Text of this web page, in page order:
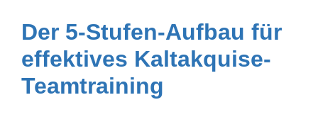
Der 5-Stufen-Aufbau für
effektives Kaltakquise-
Teamtraining